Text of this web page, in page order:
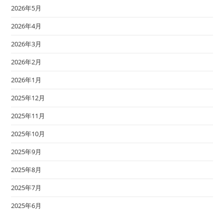
2026年5月
2026年4月
2026年3月
2026年2月
2026年1月
2025年12月
2025年11月
2025年10月
2025年9月
2025年8月
2025年7月
2025年6月